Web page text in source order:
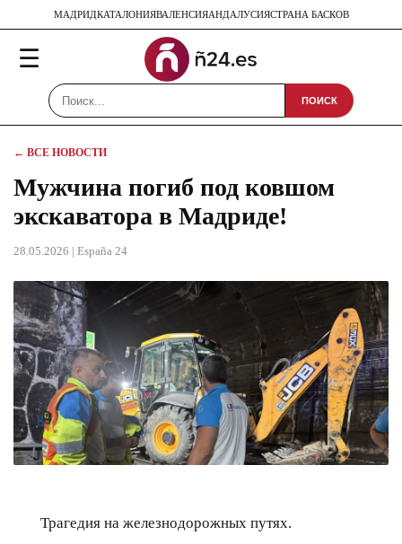
МАДРИДКАТАЛОНИЯВАЛЕНСИЯАНДАЛУСИЯСТРАНА БАСКОВ
☰
ПОИСК
← ВСЕ НОВОСТИ
Мужчина погиб под ковшом
экскаватора в Мадриде!
28.05.2026 | España 24
Трагедия на железнодорожных путях.